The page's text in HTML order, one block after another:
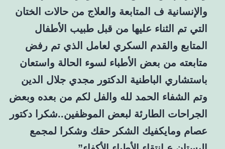
والإنسانية ف المتابعة والعلاج من حالات الختان
التي تم الثناء عليها من قبل طبيب الأطفال
المتابع والقدم السكري لعامل الذي تم رفض
متابعته من بعض الأطباء لسوء الحالة واستعان
باستشاري الباطنية الدكتور مجدي جلال الدين
وتم الشفاء الحمد لله والفل لكم من بعده وبعض
الجراحات الطارئة لبعض الموظفين..شكرا دكتور
عصام ومايكفيك الشكر حقك وشكرا لمجمع